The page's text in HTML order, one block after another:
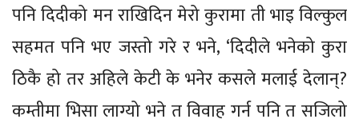
पनि दिदीको मन राखिदिन मेरो कुरामा ती भाइ विल्कुल
सहमत पनि भए जस्तो गरे र भने, ‘दिदीले भनेको कुरा
ठिकै हो तर अहिले केटी के भनेर कसले मलाई देलान्?
कम्तीमा भिसा लाग्यो भने त विवाह गर्न पनि त सजिलो